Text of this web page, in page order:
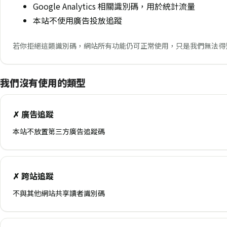
Google Analytics 相關識別碼，用於統計流量
本站不使用廣告投放追蹤
若你拒絕這類識別碼，網站所有功能仍可正常使用，只是我們無法得
我們沒有使用的類型
✗ 廣告追蹤
本站不放置第三方廣告追蹤碼
✗ 跨站追蹤
不與其他網站共享讀者識別碼